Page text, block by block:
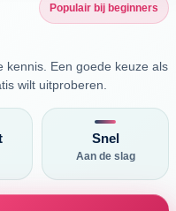
Populair bij beginners
kennis. Een goede keuze als
wilt uitproberen.
Snel
Aan de slag